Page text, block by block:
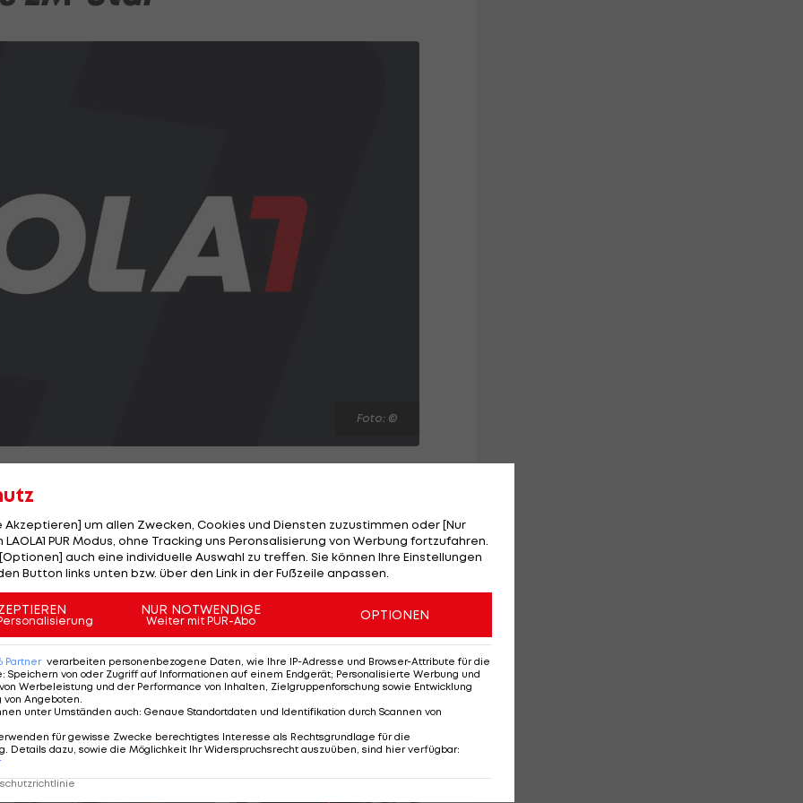
Foto: ©
einen wahren Transfer-Coup. Wie die "Gazzetta
Sera" übereinstimmend berichten, hat der
bei Juventus abgegeben. Die Dienste des 34-
Ablöse wert sein. Ein erstes Angebot soll Juve
zweiten Mittelfeldspieler aus Turin zeigt man in
Akzeptieren] um allen Zwecken, Cookies und Diensten zuzustimmen oder [Nur
PUR Modus, ohne Tracking uns Peronsalisierung von Werbung fortzufahren.
auch eine individuelle Auswahl zu treffen. Sie können Ihre Einstellungen
Button links unten bzw. über den Link in der Fußzeile anpassen.
NUR NOTWENDIGE
Weiter mit PUR-Abo OPTIONEN
Partner verarbeiten personenbezogene Daten, wie Ihre IP-Adresse und Browser-Attribute für die
: Speichern von oder Zugriff auf Informationen auf einem Endgerät; Personalisierte Werbung und
Werbeleistung und der Performance von Inhalten, Zielgruppenforschung sowie Entwicklung
von Angeboten
unter Umständen auch: Genaue Standortdaten und Identifikation durch Scannen von
für gewisse Zwecke berechtigtes Interesse als Rechtsgrundlage für die
Details dazu, sowie die Möglichkeit Ihr Widerspruchsrecht auszuüben, sind hier verfügbar: